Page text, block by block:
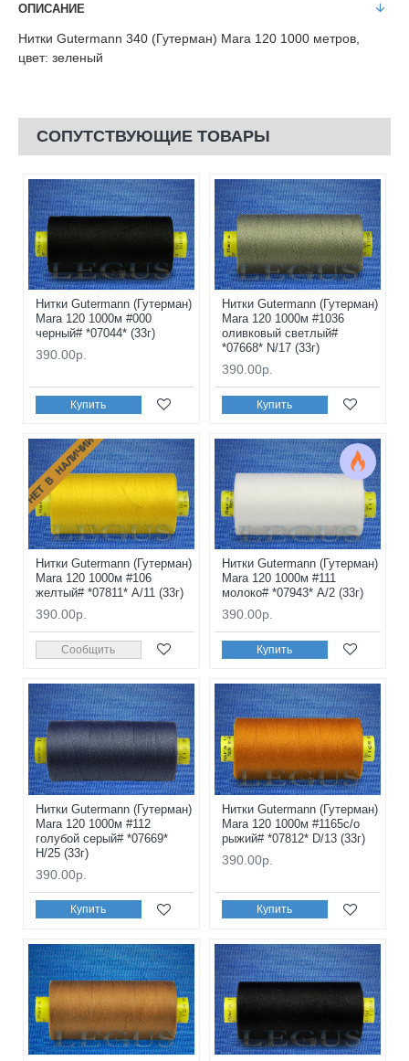
ОПИСАНИЕ
Нитки Gutermann 340 (Гутерман) Mara 120 1000 метров,
цвет: зеленый
СОПУТСТВУЮЩИЕ ТОВАРЫ
Нитки Gutermann (Гутерман)
Mara 120 1000м #000
черный# *07044* (33г)
390.00р.
Купить
Нитки Gutermann (Гутерман)
Mara 120 1000м #1036
оливковый светлый#
*07668* N/17 (33г)
390.00р.
Купить
НЕТ В НАЛИЧИИ
Нитки Gutermann (Гутерман)
Mara 120 1000м #106
желтый# *07811* A/11 (33г)
390.00р.
Сообщить
Нитки Gutermann (Гутерман)
Mara 120 1000м #111
молоко# *07943* A/2 (33г)
390.00р.
Купить
Нитки Gutermann (Гутерман)
Mara 120 1000м #112
голубой серый# *07669*
H/25 (33г)
390.00р.
Купить
Нитки Gutermann (Гутерман)
Mara 120 1000м #1165с/о
рыжий# *07812* D/13 (33г)
390.00р.
Купить